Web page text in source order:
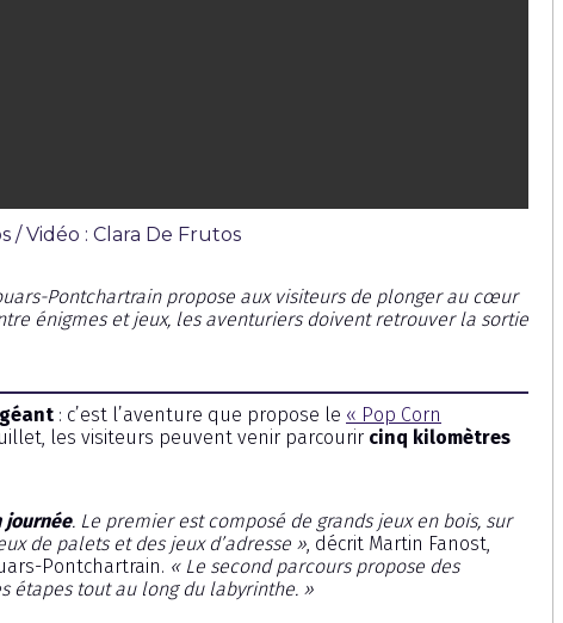
/ Vidéo : Clara De Frutos
Pontchartrain propose aux visiteurs de plonger au cœur
énigmes et jeux, les aventuriers doivent retrouver la sortie
: c’est l’aventure que propose le « Pop Corn
les visiteurs peuvent venir parcourir cinq kilomètres
journée. Le premier est composé de grands jeux en bois, sur
de palets et des jeux d’adresse », décrit Martin Fanost,
Pontchartrain. « Le second parcours propose des
étapes tout au long du labyrinthe. »